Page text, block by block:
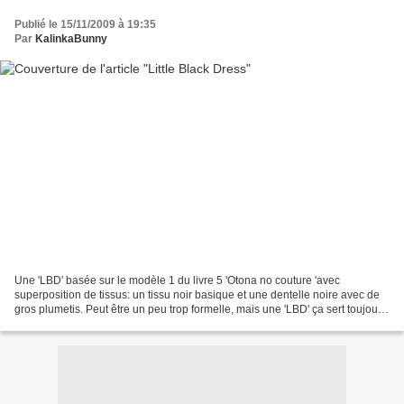
Publié le 15/11/2009 à 19:35
Par KalinkaBunny
Une 'LBD' basée sur le modèle 1 du livre 5 'Otona no couture 'avec
superposition de tissus: un tissu noir basique et une dentelle noire avec de
gros plumetis. Peut être un peu trop formelle, mais une 'LBD' ça sert toujours.